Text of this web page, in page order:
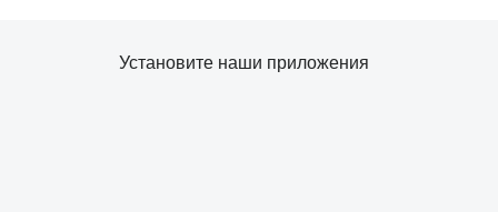
Установите наши приложения